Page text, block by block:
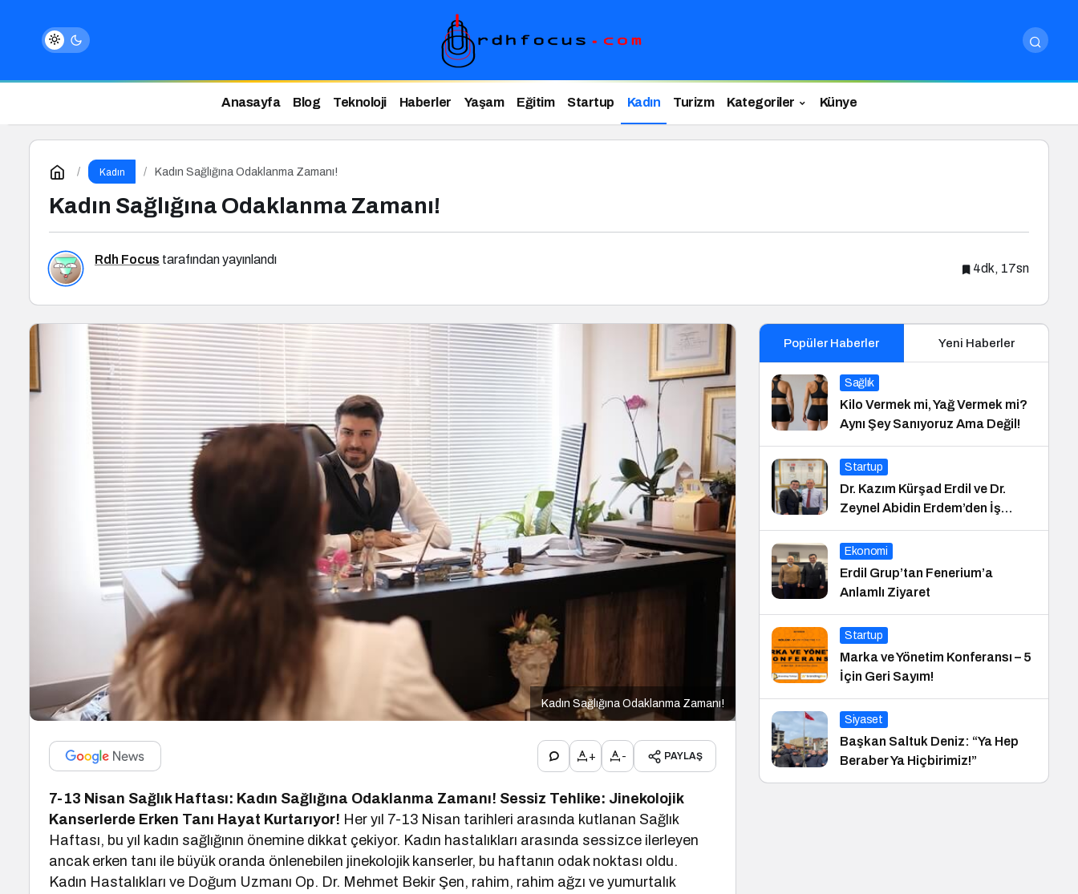
Anasayfa Blog Teknoloji Haberler Yaşam Eğitim Startup Kadın Turizm Kategoriler Künye
Kadın Kadın Sağlığına Odaklanma Zamanı!
Kadın Sağlığına Odaklanma Zamanı!
Rdh Focus tarafından yayınlandı
4dk, 17sn
Kadın Sağlığına Odaklanma Zamanı!
+ - PAYLAŞ
7-13 Nisan Sağlık Haftası: Kadın Sağlığına Odaklanma Zamanı! Sessiz Tehlike: Jinekolojik
Kanserlerde Erken Tanı Hayat Kurtarıyor! Her yıl 7-13 Nisan tarihleri arasında kutlanan Sağlık
Haftası, bu yıl kadın sağlığının önemine dikkat çekiyor. Kadın hastalıkları arasında sessizce ilerleyen
ancak erken tanı ile büyük oranda önlenebilen jinekolojik kanserler, bu haftanın odak noktası oldu.
Kadın Hastalıkları ve Doğum Uzmanı Op. Dr. Mehmet Bekir Şen, rahim, rahim ağzı ve yumurtalık
Popüler Haberler Yeni Haberler
Sağlık
Kilo Vermek mi, Yağ Vermek mi?
Aynı Şey Sanıyoruz Ama Değil!
Startup
Dr. Kazım Kürşad Erdil ve Dr.
Zeynel Abidin Erdem’den İş
Dünyası Buluşması
Ekonomi
Erdil Grup’tan Fenerium’a
Anlamlı Ziyaret
Startup
Marka ve Yönetim Konferansı – 5
İçin Geri Sayım!
Siyaset
Başkan Saltuk Deniz: “Ya Hep
Beraber Ya Hiçbirimiz!”